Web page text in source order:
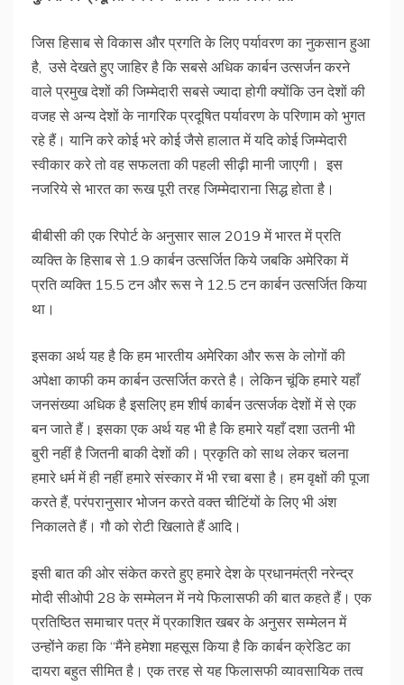
जिस हिसाब से विकास और प्रगति के लिए पर्यावरण का नुकसान हुआ
है, उसे देखते हुए जाहिर है कि सबसे अधिक कार्बन उत्सर्जन करने
वाले प्रमुख देशों की जिम्मेदारी सबसे ज्यादा होगी क्योंकि उन देशों की
वजह से अन्य देशों के नागरिक प्रदूषित पर्यावरण के परिणाम को भुगत
रहे हैं। यानि करे कोई भरे कोई जैसे हालात में यदि कोई जिम्मेदारी
स्वीकार करे तो वह सफलता की पहली सीढ़ी मानी जाएगी। इस
नजरिये से भारत का रूख पूरी तरह जिम्मेदाराना सिद्ध होता है।
बीबीसी की एक रिपोर्ट के अनुसार साल 2019 में भारत में प्रति
व्यक्ति के हिसाब से 1.9 कार्बन उत्सर्जित किये जबकि अमेरिका में
प्रति व्यक्ति 15.5 टन और रूस ने 12.5 टन कार्बन उत्सर्जित किया
था।
इसका अर्थ यह है कि हम भारतीय अमेरिका और रूस के लोगों की
अपेक्षा काफी कम कार्बन उत्सर्जित करते है। लेकिन चूंकि हमारे यहाँ
जनसंख्या अधिक है इसलिए हम शीर्ष कार्बन उत्सर्जक देशों में से एक
बन जाते हैं। इसका एक अर्थ यह भी है कि हमारे यहाँ दशा उतनी भी
बुरी नहीं है जितनी बाकी देशों की। प्रकृति को साथ लेकर चलना
हमारे धर्म में ही नहीं हमारे संस्कार में भी रचा बसा है। हम वृक्षों की पूजा
करते हैं, परंपरानुसार भोजन करते वक्त चीटिंयों के लिए भी अंश
निकालते हैं। गौ को रोटी खिलाते हैं आदि।
इसी बात की ओर संकेत करते हुए हमारे देश के प्रधानमंत्री नरेन्द्र
मोदी सीओपी 28 के सम्मेलन में नये फिलासफी की बात कहते हैं। एक
प्रतिष्ठित समाचार पत्र में प्रकाशित खबर के अनुसर सम्मेलन में
उन्होंने कहा कि ‘‘मैंने हमेशा महसूस किया है कि कार्बन क्रेडिट का
दायरा बहुत सीमित है। एक तरह से यह फिलासफी व्यावसायिक तत्व